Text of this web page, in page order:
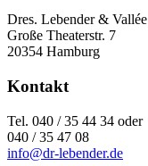
Dres. Lebender & Vallée
Große Theaterstr. 7
20354 Hamburg
Kontakt
Tel. 040 / 35 44 34 oder
040 / 35 47 08
info@dr-lebender.de